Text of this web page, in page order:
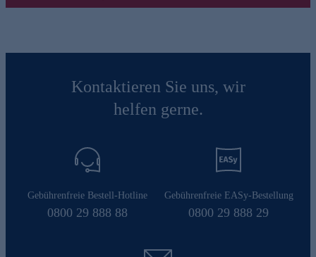
Kontaktieren Sie uns, wir
helfen gerne.
Gebührenfreie Bestell-Hotline
0800 29 888 88
Gebührenfreie EASy-Bestellung
0800 29 888 29